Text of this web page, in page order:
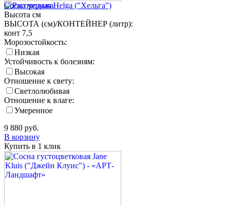
Сосна черная Helga ("Хельга")
Высота см
ВЫСОТА (см)/КОНТЕЙНЕР (литр):
конт 7,5
Морозостойкость:
Низкая
Устойчивость к болезням:
Высокая
Отношение к свету:
Светлолюбивая
Отношение к влаге:
Умеренное
9 880 руб.
В корзину
Купить в 1 клик